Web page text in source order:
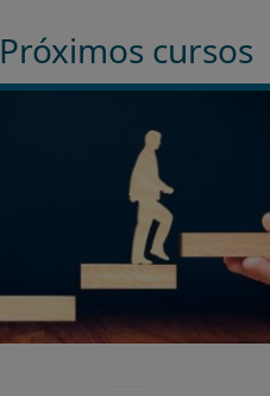
Próximos cursos